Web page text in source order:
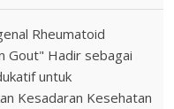
Rheumatoid
Gout" Hadir sebagai
untuk
Kesadaran Kesehatan